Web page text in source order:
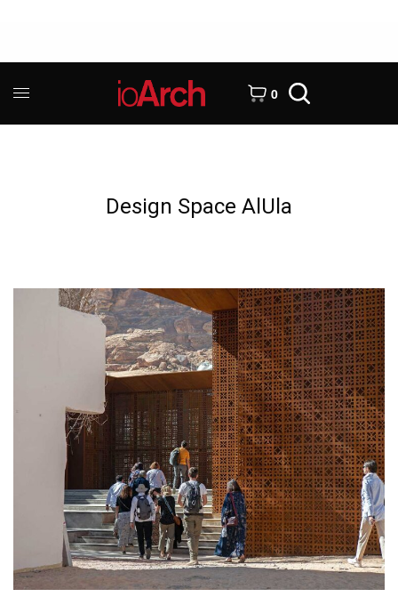
0
Design Space AlUla